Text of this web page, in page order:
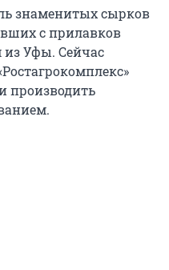
знаменитых сырков
с прилавков
из Уфы. Сейчас
производить